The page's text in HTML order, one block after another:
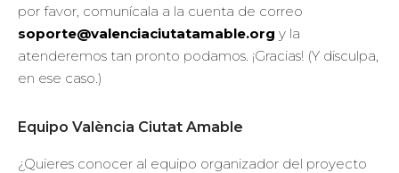
por favor, comunícala a la cuenta de correo
soporte@valenciaciutatamable.org y la
atenderemos tan pronto podamos. ¡Gracias! (Y disculpa,
en ese caso.)
Equipo València Ciutat Amable
¿Quieres conocer al equipo organizador del proyecto